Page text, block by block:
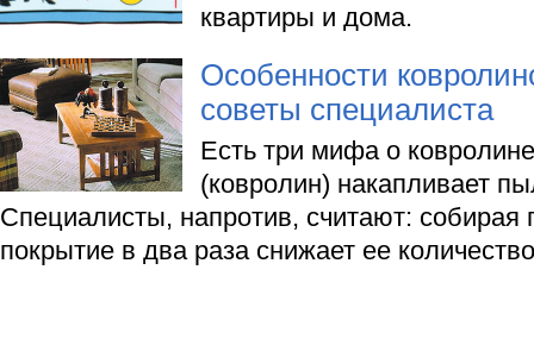
квартиры и дома.
Особенности
советы специалиста
Есть три мифа о
(ковролин) накапливает
Специалисты, напротив, считают: собирая
покрытие в два раза снижает ее